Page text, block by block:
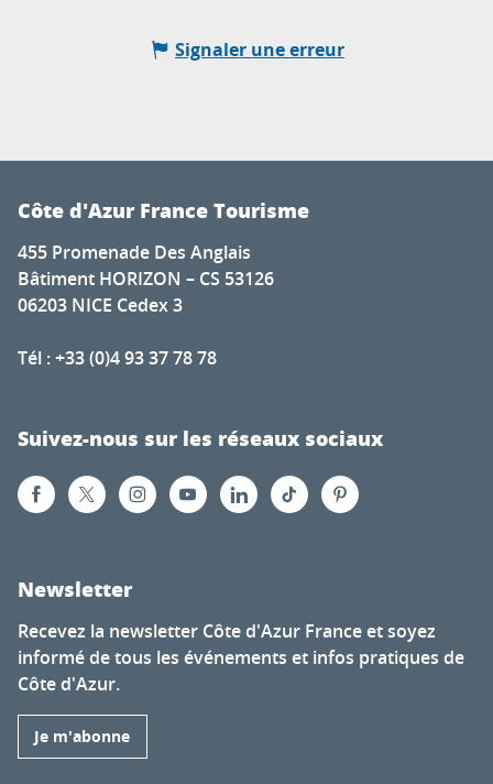
Signaler une erreur
Côte d'Azur France Tourisme
455 Promenade Des Anglais
Bâtiment HORIZON – CS 53126
06203 NICE Cedex 3
Tél : +33 (0)4 93 37 78 78
Suivez-nous sur les réseaux sociaux
Newsletter
Recevez la newsletter Côte d'Azur France et soyez
informé de tous les événements et infos pratiques de
Côte d'Azur.
Je m'abonne